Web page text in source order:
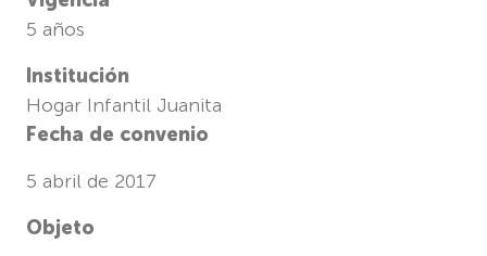
5 años
Institución
Hogar Infantil Juanita
Fecha de convenio
5 abril de 2017
Objeto